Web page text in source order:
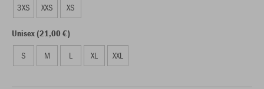
3XS XXS XS
Unisex (21,00 €)
S M L XL XXL